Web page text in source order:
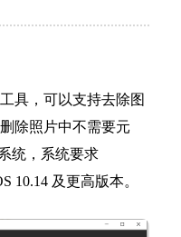
具，可以支持去除图
除照片中不需要元
统，系统要求
10.14 及更高版本。